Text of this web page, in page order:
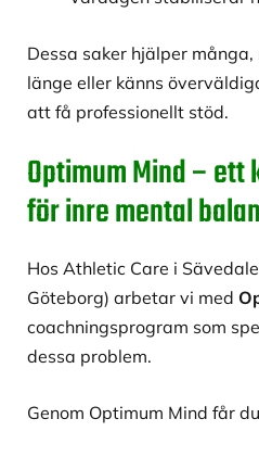
Dessa saker hjälper
länge eller känns
att få professionellt stöd.
Optimum Mind –
för inre mental
Hos Athletic Care i
Göteborg) arbetar vi med
coachningsprogram som
dessa problem.
Genom Optimum Mind får